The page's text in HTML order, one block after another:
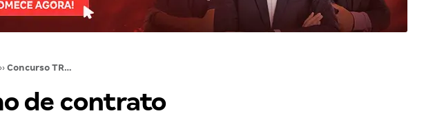
›› Concurso TRT SC: termo de contrato detalha edital; VEJA!
de contrato